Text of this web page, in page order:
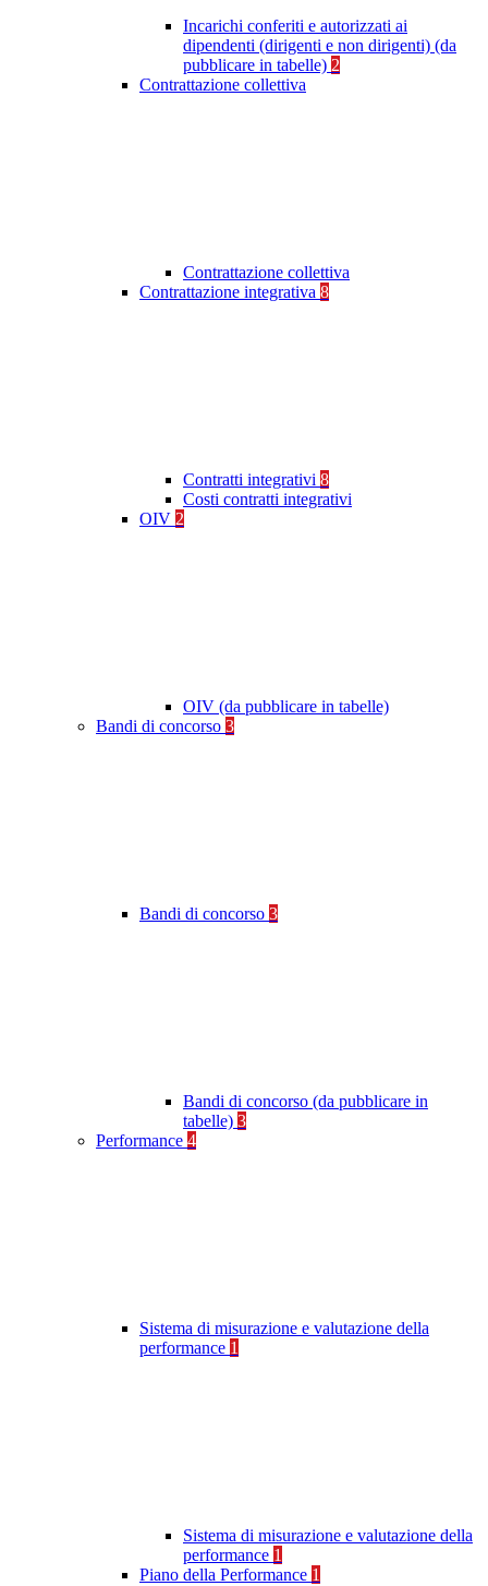
Incarichi conferiti e autorizzati ai
dipendenti (dirigenti e non dirigenti) (da
pubblicare in tabelle) 2
Contrattazione collettiva
Contrattazione collettiva
Contrattazione integrativa 8
Contratti integrativi 8
Costi contratti integrativi
OIV 2
OIV (da pubblicare in tabelle)
Bandi di concorso 3
Bandi di concorso 3
Bandi di concorso (da pubblicare in
tabelle) 3
Performance 4
Sistema di misurazione e valutazione della
performance 1
Sistema di misurazione e valutazione della
performance 1
Piano della Performance 1